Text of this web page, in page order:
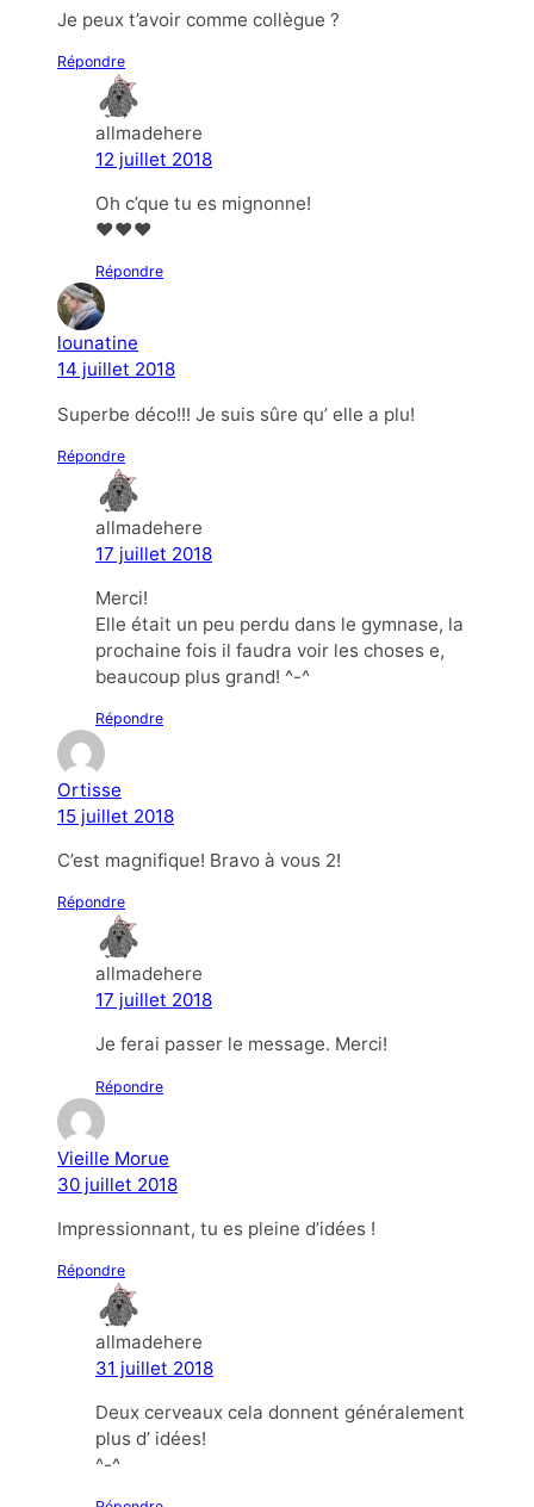
Je peux t’avoir comme collègue ?
Répondre
allmadehere
12 juillet 2018
Oh c’que tu es mignonne!
❤❤❤
Répondre
lounatine
14 juillet 2018
Superbe déco!!! Je suis sûre qu’ elle a plu!
Répondre
allmadehere
17 juillet 2018
Merci!
Elle était un peu perdu dans le gymnase, la
prochaine fois il faudra voir les choses e,
beaucoup plus grand! ^-^
Répondre
Ortisse
15 juillet 2018
C’est magnifique! Bravo à vous 2!
Répondre
allmadehere
17 juillet 2018
Je ferai passer le message. Merci!
Répondre
Vieille Morue
30 juillet 2018
Impressionnant, tu es pleine d’idées !
Répondre
allmadehere
31 juillet 2018
Deux cerveaux cela donnent généralement
plus d’ idées!
^-^